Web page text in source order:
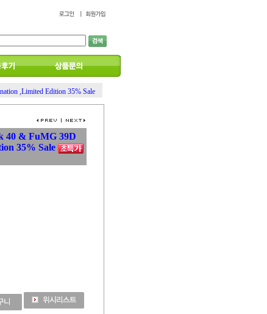
,Limited Edition 35% Sale
40 & FuMG 39D
35% Sale